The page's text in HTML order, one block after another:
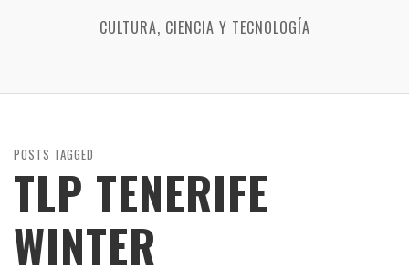
CULTURA, CIENCIA Y TECNOLOGÍA
POSTS TAGGED
TLP TENERIFE
WINTER